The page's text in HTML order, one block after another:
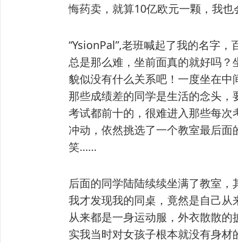
悔药卖，就算10亿欧元一颗，我
“YsionPal”,老班喊起了我的名字
总是那么难，坐前面真的就好吗
貌似没有什么关系吧！一度坐在
那些成绩差的同学是生活的念头
考试都前十的，很难进入那些每
冲动，依然挑选了一个教室最后面
笑……
后面的同学陆陆续续坐满了教室
我才发现我的同桌，竟然是自己从
从来都是一身运动服，外衣散散
实我当时对女孩子根本就没有身